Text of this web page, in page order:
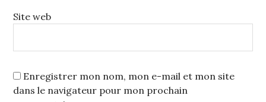
Site web
Enregistrer mon nom, mon e-mail et mon site
dans le navigateur pour mon prochain